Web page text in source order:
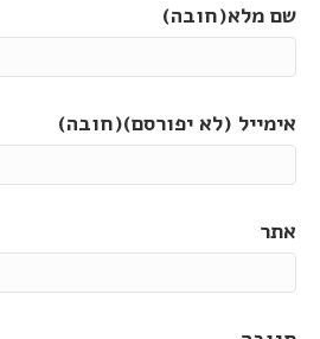
שם מלא(חובה)
אימייל (לא יפורסם)(חובה)
אתר